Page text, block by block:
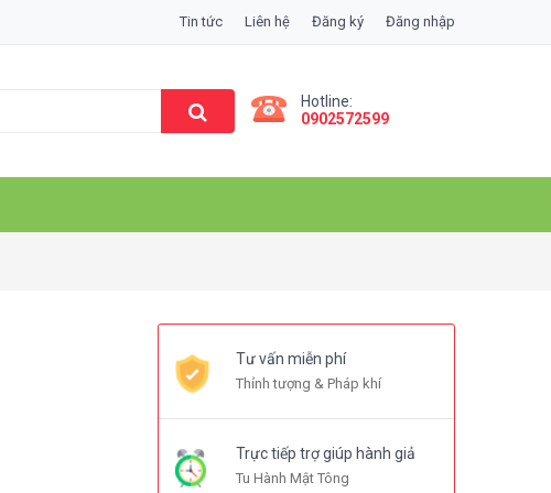
Tin tức Liên hệ Đăng ký Đăng nhập
Hotline:
0902572599
Tư vấn miễn phí
Thỉnh tượng & Pháp khí
Trực tiếp trợ giúp hành giả
Tu Hành Mật Tông